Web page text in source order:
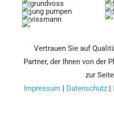
Vertrauen Sie auf
Partner, der Ihnen von der
zur
Impressum | Datenschutz |